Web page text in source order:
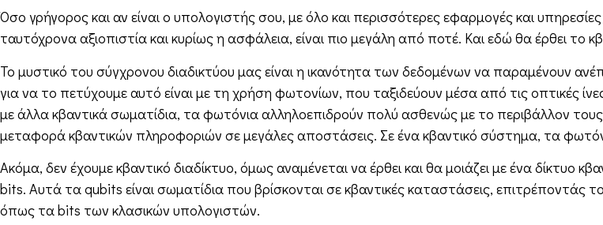
Όσο γρήγορος και αν είναι ο υπολογιστής σου, με όλο και περισσότερες εφαρμογές και
ταυτόχρονα αξιοπιστία και κυρίως η ασφάλεια, είναι πιο μεγάλη από ποτέ. Και εδώ θα έρθει το
Το μυστικό του σύγχρονου διαδικτύου μας είναι η ικανότητα των δεδομένων να παραμένουν
για να το πετύχουμε αυτό είναι με τη χρήση φωτονίων, που ταξιδεύουν μέσα από τις οπτικές
με άλλα κβαντικά σωματίδια, τα φωτόνια αλληλοεπιδρούν πολύ ασθενώς με το περιβάλλον
μεταφορά κβαντικών πληροφοριών σε μεγάλες αποστάσεις. Σε ένα κβαντικό σύστημα, τα
Ακόμα, δεν έχουμε κβαντικό διαδίκτυο, όμως αναμένεται να έρθει και θα μοιάζει με ένα
bits. Αυτά τα qubits είναι σωματίδια που βρίσκονται σε κβαντικές καταστάσεις, επιτρέποντάς
όπως τα bits των κλασικών υπολογιστών.